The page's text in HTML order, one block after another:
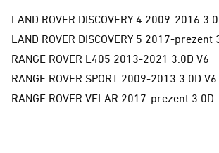
LAND ROVER DISCOVERY 4 2009-2016
LAND ROVER DISCOVERY 5 2017-prezent
RANGE ROVER L405 2013-2021 3.0D V6
RANGE ROVER SPORT 2009-2013 3.0D V6
RANGE ROVER VELAR 2017-prezent 3.0D